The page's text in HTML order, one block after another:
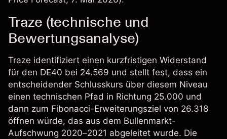
Traze (technische und
Bewertungsanalyse)
Traze identifiziert einen kurzfristigen Widerstand
für den DE40 bei 24.569 und stellt fest, dass ein
entscheidender Schlusskurs über diesem Niveau
einen technischen Pfad in Richtung 25.000 und
dann zum Fibonacci-Erweiterungsziel von 26.318
öffnen würde, das aus dem Bullenmarkt-
Aufschwung 2020–2021 abgeleitet wurde. Die